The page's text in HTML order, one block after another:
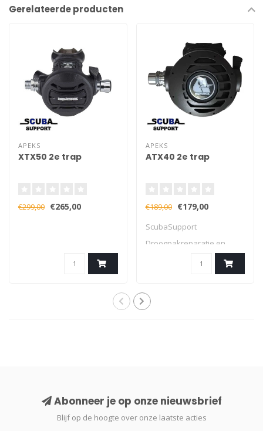
Gerelateerde producten
APEKS
XTX50 2e trap
€299,00 €265,00
APEKS
ATX40 2e trap
€189,00 €179,00
ScubaSupport
Droogpakreparatie en
Abonneer je op onze nieuwsbrief
Blijf op de hoogte over onze laatste acties